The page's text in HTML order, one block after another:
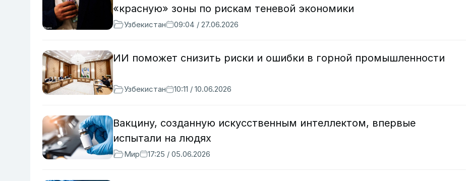
«красную» зоны по рискам теневой экономики
Узбекистан 09:04 / 27.06.2026
ИИ поможет снизить риски и ошибки в горной промышленности
Узбекистан 10:11 / 10.06.2026
Вакцину, созданную искусственным интеллектом, впервые
испытали на людях
Мир 17:25 / 05.06.2026